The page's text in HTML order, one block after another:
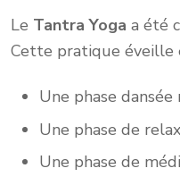
Le Tantra Yoga a été
Cette pratique éveille
Une phase
Une phase de
Une phase de